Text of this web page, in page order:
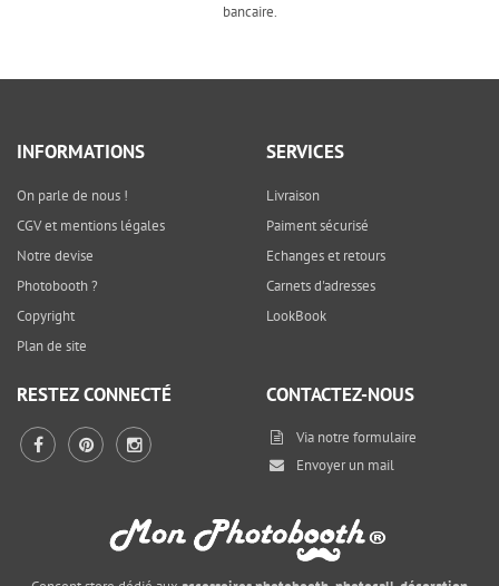
bancaire.
INFORMATIONS
On parle de nous !
CGV et mentions légales
Notre devise
Photobooth ?
Copyright
Plan de site
SERVICES
Livraison
Paiment sécurisé
Echanges et retours
Carnets d'adresses
LookBook
RESTEZ CONNECTÉ CONTACTEZ-NOUS
Via notre formulaire
Envoyer un mail